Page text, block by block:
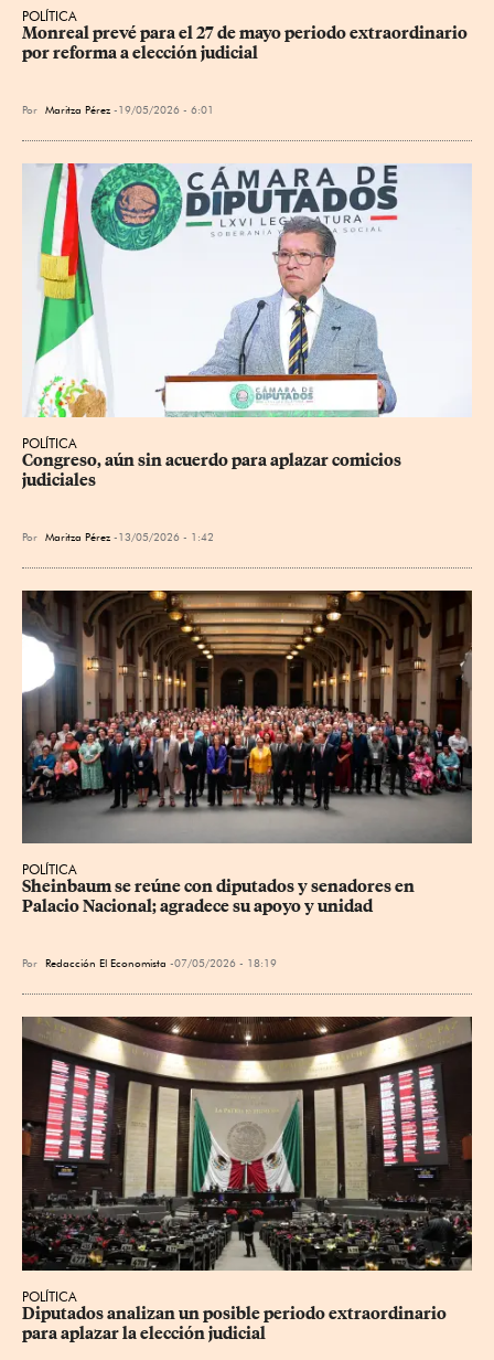
POLÍTICA
Monreal prevé para el 27 de mayo periodo extraordinario
por reforma a elección judicial
Por Maritza Pérez 19/05/2026 - 6:01
POLÍTICA
Congreso, aún sin acuerdo para aplazar comicios
judiciales
Por Maritza Pérez 13/05/2026 - 1:42
POLÍTICA
Sheinbaum se reúne con diputados y senadores en
Palacio Nacional; agradece su apoyo y unidad
Por Redacción El Economista 07/05/2026 - 18:19
POLÍTICA
Diputados analizan un posible periodo extraordinario
para aplazar la elección judicial